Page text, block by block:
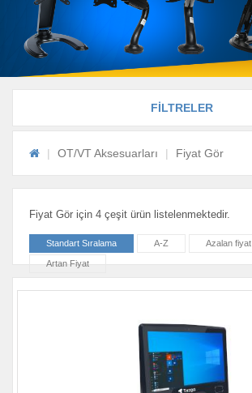
FİLTRELER
OT/VT Aksesuarları Fiyat Gör
Fiyat Gör için 4 çeşit ürün listelenmektedir.
Standart Sıralama A-Z Azalan fiyat
Artan Fiyat